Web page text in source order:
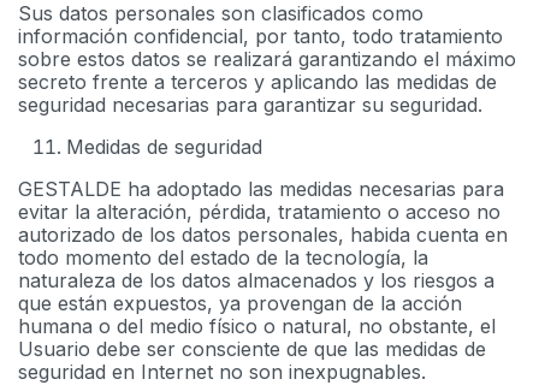
Sus datos personales son clasificados como
información confidencial, por tanto, todo tratamiento
sobre estos datos se realizará garantizando el máximo
secreto frente a terceros y aplicando las medidas de
seguridad necesarias para garantizar su seguridad.
Medidas de seguridad
GESTALDE ha adoptado las medidas necesarias para
evitar la alteración, pérdida, tratamiento o acceso no
autorizado de los datos personales, habida cuenta en
todo momento del estado de la tecnología, la
naturaleza de los datos almacenados y los riesgos a
que están expuestos, ya provengan de la acción
humana o del medio físico o natural, no obstante, el
Usuario debe ser consciente de que las medidas de
seguridad en Internet no son inexpugnables.